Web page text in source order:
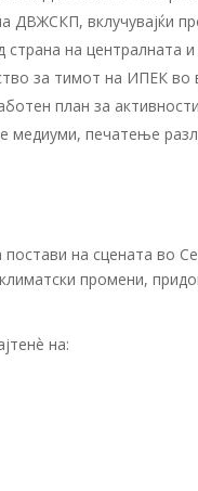
ДВЖСКП, вклучувајќи
на централната и
за тимот на ИПЕК
план за
медиуми, печатење
на сцената во
промени,
на: